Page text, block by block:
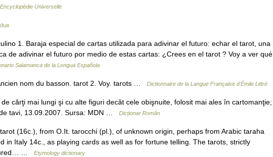
Encyclopédie Universelle
1. Baraja especial de cartas utilizada para adivinar el futuro: echar el tarot, una
de adivinar el futuro por medio de estas cartas: ¿Crees en el tarot ? Voy a ver qué
Salamanca de la Lengua Española
nom du basson. tarot 2. Voy. tarots … Dictionnaire de la Langue Française d'Émile Littré
cărţi mai lungi şi cu alte figuri decât cele obişnuite, folosit mai ales în cartomanţie;
tavi, 13.09.2007. Sursa: MDN …
Dicționar Român
(16c.), from O.It. tarocchi (pl.), of unknown origin, perhaps from Arabic taraha
in Italy 14c., as playing cards as well as for fortune telling. The tarots, strictly
…
Etymology dictionary